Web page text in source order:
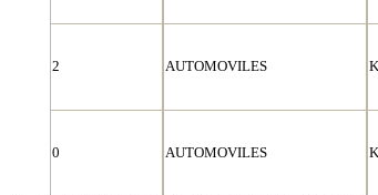
2 AUTOMOVILES
0 AUTOMOVILES